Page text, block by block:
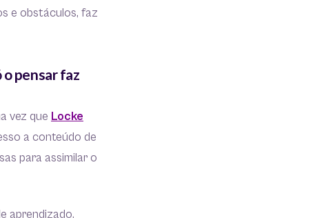
e obstáculos, faz
pensar faz
vez que Locke
a conteúdo de
para assimilar o
aprendizado.